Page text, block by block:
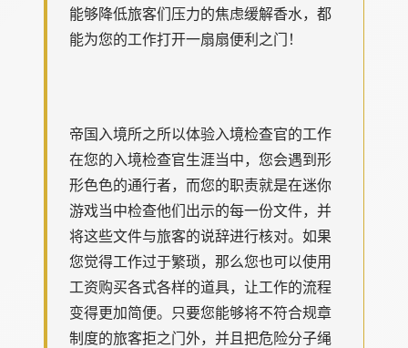
能够降低旅客们压力的焦虑缓解香水，都
能为您的工作打开一扇扇便利之门！
帝国入境所之所以体验入境检查官的工作
在您的入境检查官生涯当中，您会遇到形
形色色的通行者，而您的职责就是在迷你
游戏当中检查他们出示的每一份文件，并
将这些文件与旅客的说辞进行核对。如果
您觉得工作过于繁琐，那么您也可以使用
工资购买各式各样的道具，让工作的流程
变得更加简便。只要您能够将不符合规章
制度的旅客拒之门外，并且把危险分子绳